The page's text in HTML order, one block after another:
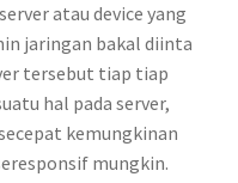
atau device yang
jaringan bakal diinta
tersebut tiap tiap
hal pada server,
kemungkinan
mungkin.